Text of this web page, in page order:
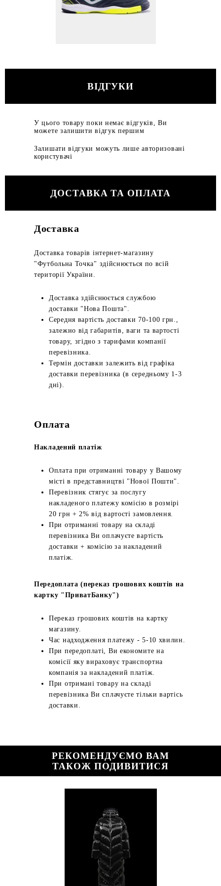
ВІДГУКИ
У цього товару поки немає відгуків, Ви
можете залишити відгук першим
Залишати відгуки можуть лише авторизовані
користувачі
ДОСТАВКА ТА ОПЛАТА
Доставка
Доставка товарів інтернет-магазину
"Футбольна Точка" здійснюється по всій
території України.
Доставка здійснюється службою
доставки "Нова Пошта".
Середня вартість доставки 70-100 грн.,
залежно від габаритів, ваги та вартості
товару, згідно з тарифами компанії
перевізника.
Термін доставки залежить від графіка
доставки перевізника (в середньому 1-3
дні).
Оплата
Накладений платіж
Оплата при отриманні товару у Вашому
місті в представництві "Нової Пошти".
Перевізник стягує за послугу
накладеного платежу комісію в розмірі
20 грн + 2% від вартості замовлення.
При отриманні товару на складі
перевізника Ви оплачуєте вартість
доставки + комісію за накладений
платіж.
Передоплата (переказ грошових коштів на
картку "ПриватБанку")
Переказ грошових коштів на картку
магазину.
Час надходження платежу - 5-10 хвилин.
При передоплаті, Ви економите на
комісії яку вираховує транспортна
компанія за накладений платіж.
При отримані товару на складі
перевізника Ви сплачуєте тільки вартісь
доставки.
РЕКОМЕНДУЄМО ВАМ
ТАКОЖ ПОДИВИТИСЯ